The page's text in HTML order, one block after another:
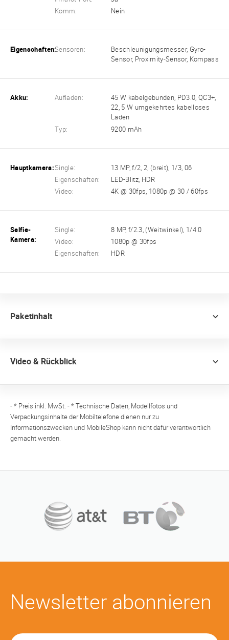
Komm:
Nein
Eigenschaften:Sensoren:
Beschleunigungsmesser, Gyro-
Sensor, Proximity-Sensor, Kompass
Akku: Aufladen:
45 W kabelgebunden, PD3.0, QC3+,
22, 5 W umgekehrtes kabelloses
Laden
Typ:
9200 mAh
Hauptkamera:Single:
13 MP, f/2, 2, (breit), 1/3, 06
Eigenschaften:
LED-Blitz, HDR
Video:
4K @ 30fps, 1080p @ 30 / 60fps
Selfie-
Kamera:
Single:
8 MP, f/2.3, (Weitwinkel), 1/4.0
Video:
1080p @ 30fps
Eigenschaften:
HDR
Paketinhalt
Video & Rückblick
- * Preis inkl. MwSt. - * Technische Daten, Modellfotos und
Verpackungsinhalte der Mobiltelefone dienen nur zu
Informationszwecken und MobileShop kann nicht dafür verantwortlich
gemacht werden.
Newsletter abonnieren